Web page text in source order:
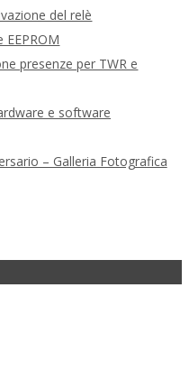
del relè
EEPROM
presenze per TWR e
e software
– Galleria Fotografica